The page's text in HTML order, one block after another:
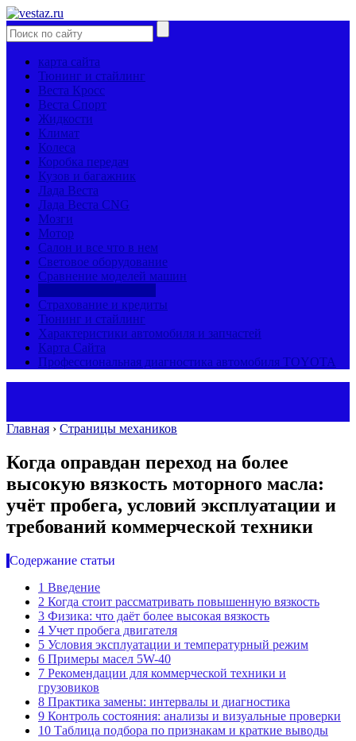
карта сайта
Тюнинг и стайлинг
Веста Кросс
Веста Спорт
Жидкости
Климат
Колеса
Коробка передач
Кузов и багажник
Лада Веста
Лада Веста CNG
Мозги
Мотор
Салон и все что в нем
Световое оборудование
Сравнение моделей машин
Страхование и кредиты
Тюнинг и стайлинг
Характеристики автомобиля и запчастей
Карта Сайта
Профессиональная диагностика автомобиля TOYOTA
Главная › Страницы механиков
Когда оправдан переход на более
высокую вязкость моторного масла:
учёт пробега, условий эксплуатации и
требований коммерческой техники
Содержание статьи
1 Введение
2 Когда стоит рассматривать повышенную вязкость
3 Физика: что даёт более высокая вязкость
4 Учет пробега двигателя
5 Условия эксплуатации и температурный режим
6 Примеры масел 5W-40
7 Рекомендации для коммерческой техники и
грузовиков
8 Практика замены: интервалы и диагностика
9 Контроль состояния: анализы и визуальные проверки
10 Таблица подбора по признакам и краткие выводы